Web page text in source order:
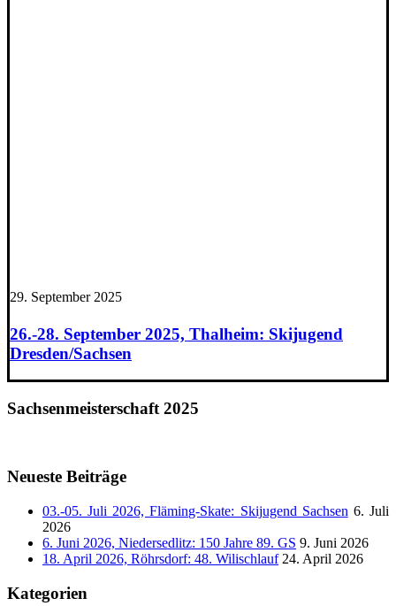
29. September 2025
26.-28. September 2025, Thalheim: Skijugend
Dresden/Sachsen
Sachsenmeisterschaft 2025
Neueste Beiträge
03.-05. Juli 2026, Fläming-Skate: Skijugend Sachsen 6. Juli
2026
6. Juni 2026, Niedersedlitz: 150 Jahre 89. GS 9. Juni 2026
18. April 2026, Röhrsdorf: 48. Wilischlauf 24. April 2026
Kategorien